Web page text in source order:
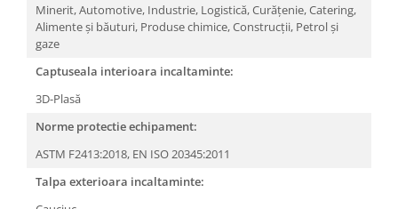
Incaltaminte de lucru si protectie
Incaltaminte de oras si munte
Echipamente medicale
Manusi de protectie
Accesorii pentru protectia capului
Casti de protectie
Antifoane
Ochelari de protectie si viziere
Minerit,Automotive, Industrie, Logistică,Curățenie,Catering,
Alimente și băuturi, Produse chimice,Construcții, Petrol și
gaze
Captuseala interioara incaltaminte:
3D-Plasă
Norme protectie echipament:
ASTM F2413:2018, EN ISO 20345:2011
Talpa exterioara incaltaminte: